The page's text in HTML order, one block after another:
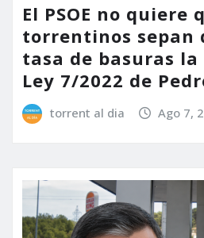
El PSOE no quiere
torrentinos sepan
tasa de basuras
Ley 7/2022 de
torrent al dia Ago 7,